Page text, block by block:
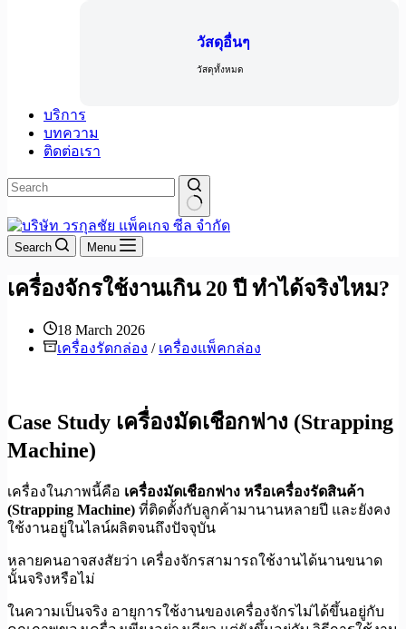
วัสดุอื่นๆ
วัสดุทั้งหมด
บริการ
บทความ
ติดต่อเรา
Search Menu
เครื่องจักรใช้งานเกิน 20 ปี ทำได้จริงไหม?
18 March 2026
เครื่องรัดกล่อง / เครื่อง​แพ็คกล่อง
Case Study เครื่องมัดเชือกฟาง (Strapping
Machine)
เครื่องในภาพนี้คือ เครื่องมัดเชือกฟาง หรือเครื่องรัดสินค้า
(Strapping Machine) ที่ติดตั้งกับลูกค้ามานานหลายปี และยังคง
ใช้งานอยู่ในไลน์ผลิตจนถึงปัจจุบัน
หลายคนอาจสงสัยว่า เครื่องจักรสามารถใช้งานได้นานขนาด
นั้นจริงหรือไม่
ในความเป็นจริง อายุการใช้งานของเครื่องจักรไม่ได้ขึ้นอยู่กับ